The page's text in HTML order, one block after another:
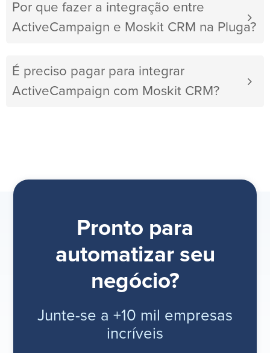
Por que fazer a integração entre
ActiveCampaign e Moskit CRM na Pluga?
É preciso pagar para integrar
ActiveCampaign com Moskit CRM?
Pronto para
automatizar seu
negócio?
Junte-se a +10 mil empresas
incríveis